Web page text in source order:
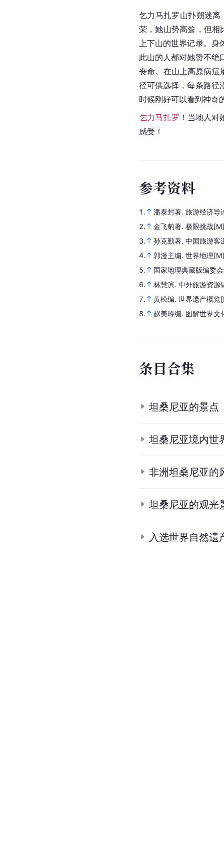
乞力马扎罗山扑朔迷
荣，她山势高耸，但相
上下山的世界记录。
此山的人都对她赞不绝
丧命。在山上高原病症
径可供选择，每条路径
时候刚好可以看到神奇
乞力马扎罗 ！当地人
感受！
参考资料
1. 潘泰封著. 旅游经济导
2.
金飞豹著. 极限挑战
3.
孙克勤著. 中国旅游客
4.
郭漫主编. 世界地理
5.
国家地理典藏版编委
6.
林慧滨. 中外旅游资源
7.
黄松编. 世界遗产概览
8.
赵美玲编. 图解世界文
条目合集
坦桑尼亚的景点
坦桑尼亚境内世
非洲坦桑尼亚的
坦桑尼亚的观光
入选世界自然遗